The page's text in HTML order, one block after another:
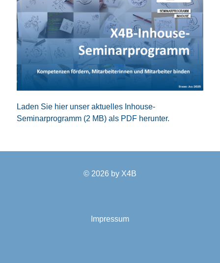
Laden Sie hier unser aktuelles Inhouse-
Seminarprogramm (2 MB) als PDF herunter.
© 2026 by X4B
Impressum